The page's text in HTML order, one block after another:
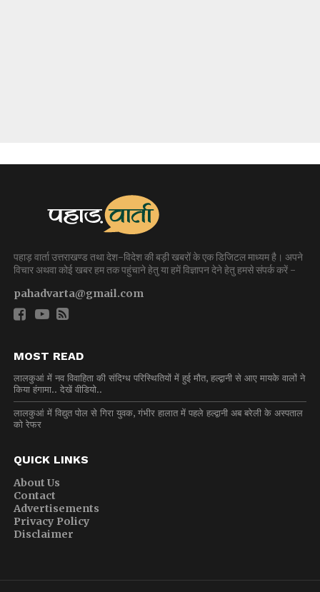
पहाड़ वार्ता उत्तराखण्ड तथा देश-विदेश की बड़ी खबरों के एक डिजिटल माध्यम है। अपने
विचार अथवा कोई खबर हम तक पहुंचाने हेतु या हमें विज्ञापन देने हेतु हमसे संपर्क करें -
pahadvarta@gmail.com
MOST READ
लालकुआं में नव विवाहिता की संदिग्ध परिस्थितियों में हुई मौत, हल्द्वानी से आए मायके वालों ने
किया हंगामा.. देखें वीडियो..
लालकुआं में विद्युत पोल से गिरा युवक, गंभीर हालात में पहले हल्द्वानी अब बरेली के अस्पताल
को रेफर
QUICK LINKS
About Us
Contact
Advertisements
Privacy Policy
Disclaimer